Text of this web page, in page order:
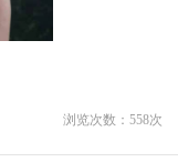
浏览次数： 558次